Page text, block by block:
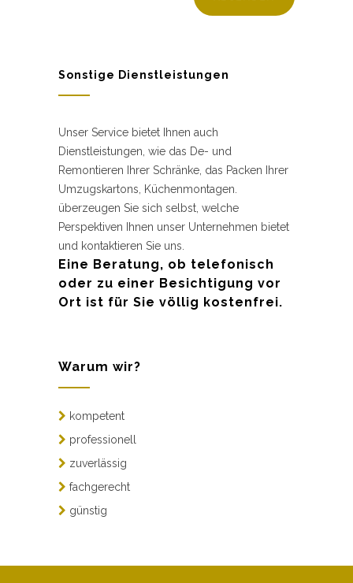
Sonstige Dienstleistungen
Unser Service bietet Ihnen auch
Dienstleistungen, wie das De- und
Remontieren Ihrer Schränke, das Packen Ihrer
Umzugskartons, Küchenmontagen.
überzeugen Sie sich selbst, welche
Perspektiven Ihnen unser Unternehmen bietet
und kontaktieren Sie uns.
Eine Beratung, ob telefonisch
oder zu einer Besichtigung vor
Ort ist für Sie völlig kostenfrei.
Warum wir?
kompetent
professionell
zuverlässig
fachgerecht
günstig